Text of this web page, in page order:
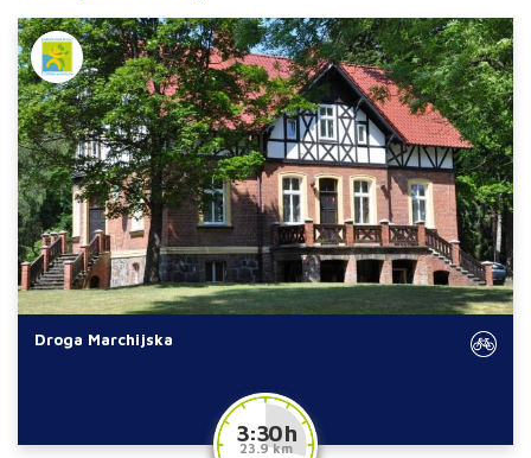
Droga Marchijska
3:30 h
23.9 km